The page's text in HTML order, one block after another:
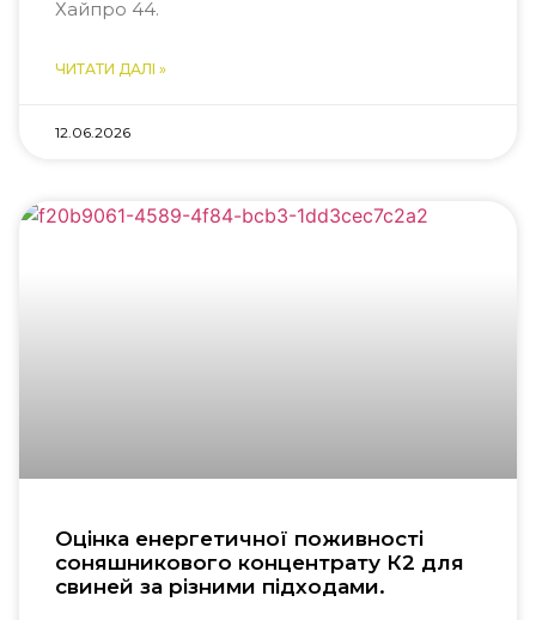
Хайпро 44.
ЧИТАТИ ДАЛІ »
12.06.2026
Оцінка енергетичної поживності
соняшникового концентрату К2 для
свиней за різними підходами.